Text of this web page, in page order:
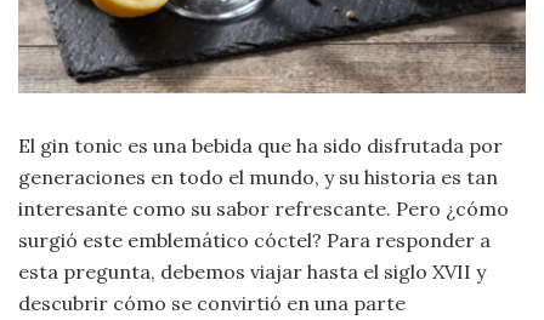
Psicología
Salud
Sociología
Tecnología
El gin tonic es una bebida que ha sido disfrutada por
generaciones en todo el mundo, y su historia es tan
interesante como su sabor refrescante. Pero ¿cómo
surgió este emblemático cóctel? Para responder a
esta pregunta, debemos viajar hasta el siglo XVII y
descubrir cómo se convirtió en una parte